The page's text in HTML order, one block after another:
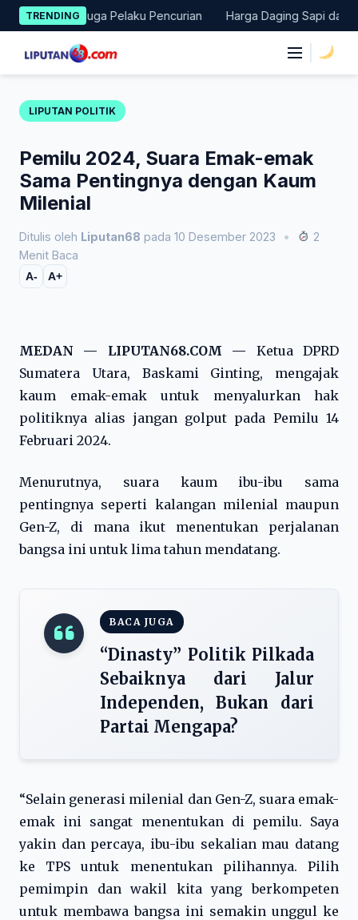
Skip
to
content
TRENDING
Terduga Pelaku Pencurian Harga Daging Sapi dan Cabai
LIPUTAN POLITIK
Pemilu 2024, Suara Emak-emak
Sama Pentingnya dengan Kaum
Milenial
Ditulis oleh Liputan68 pada 10 Desember 2023 •
2
Menit Baca
A- A+
MEDAN — LIPUTAN68.COM — Ketua DPRD
Sumatera Utara, Baskami Ginting, mengajak
kaum emak-emak untuk menyalurkan hak
politiknya alias jangan golput pada Pemilu 14
Februari 2024.
Menurutnya, suara kaum ibu-ibu sama
pentingnya seperti kalangan milenial maupun
Gen-Z, di mana ikut menentukan perjalanan
bangsa ini untuk lima tahun mendatang.
BACA JUGA
“Dinasty” Politik Pilkada
Sebaiknya dari Jalur
Independen, Bukan dari
Partai Mengapa?
“Selain generasi milenial dan Gen-Z, suara emak-
emak ini sangat menentukan di pemilu. Saya
yakin dan percaya, ibu-ibu sekalian mau datang
ke TPS untuk menentukan pilihannya. Pilih
pemimpin dan wakil kita yang berkompeten
untuk membawa bangsa ini semakin unggul ke